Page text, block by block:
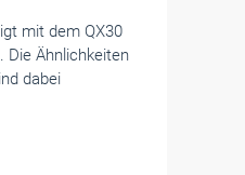
mit dem QX30
Die Ähnlichkeiten
dabei